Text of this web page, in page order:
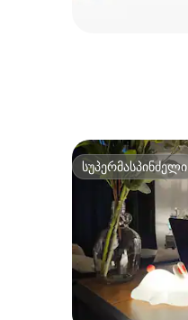
სუპერმასპინძელი
სუპერმასპინძელი